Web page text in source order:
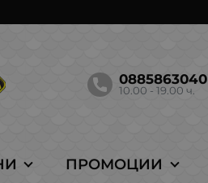
0885863040
10.00 - 19.00 ч.
ПРОМОЦИИ